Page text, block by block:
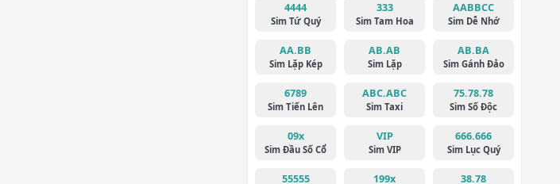
4444
Sim Tứ Quý
333
Sim Tam Hoa
AABBCC
Sim Dễ Nhớ
AA.BB
Sim Lặp Kép
AB.AB
Sim Lặp
AB.BA
Sim Gánh Đảo
6789
Sim Tiến Lên
ABC.ABC
Sim Taxi
75.78.78
Sim Số Độc
09x
Sim Đầu Số Cổ
VIP
Sim VIP
666.666
Sim Lục Quý
55555 199x 38.78